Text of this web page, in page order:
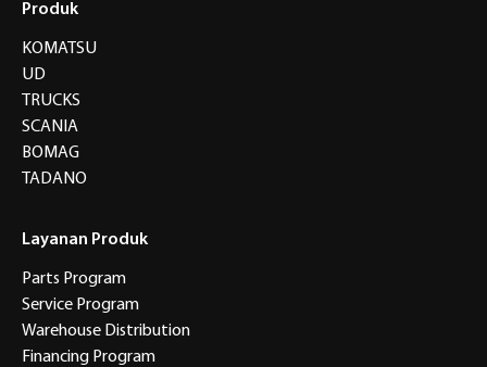
Produk
KOMATSU
UD
TRUCKS
SCANIA
BOMAG
TADANO
Layanan Produk
Parts Program
Service Program
Warehouse Distribution
Financing Program